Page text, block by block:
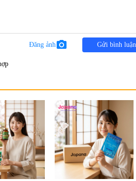
Đăng ảnh photo_camera Gửi bình luận